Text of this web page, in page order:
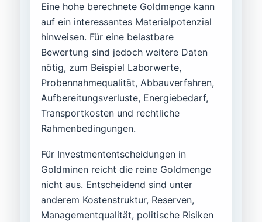
Eine hohe berechnete Goldmenge kann
auf ein interessantes Materialpotenzial
hinweisen. Für eine belastbare
Bewertung sind jedoch weitere Daten
nötig, zum Beispiel Laborwerte,
Probennahmequalität, Abbauverfahren,
Aufbereitungsverluste, Energiebedarf,
Transportkosten und rechtliche
Rahmenbedingungen.
Für Investmententscheidungen in
Goldminen reicht die reine Goldmenge
nicht aus. Entscheidend sind unter
anderem Kostenstruktur, Reserven,
Managementqualität, politische Risiken